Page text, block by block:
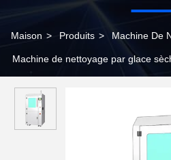
Maison > Produits > Machine De
Machine de nettoyage par glace
à 10 kg